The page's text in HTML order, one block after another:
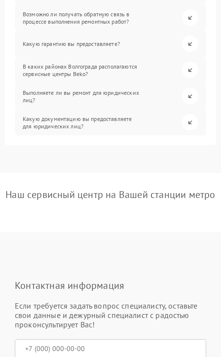
Возможно ли получать обратную связь в
процессе выполнения ремонтных работ?
Какую гарантию вы предоставляете?
В каких районах Волгограда располагаются
сервисные центры Beko?
Выполняете ли вы ремонт для юридических
лиц?
Какую документацию вы предоставляете
для юридических лиц?
Наш сервисный центр на Вашей станции метро
Контактная информация
Если требуется задать вопрос специалисту, оставьте
свои данные и дежурный специалист с радостью
проконсультирует Вас!